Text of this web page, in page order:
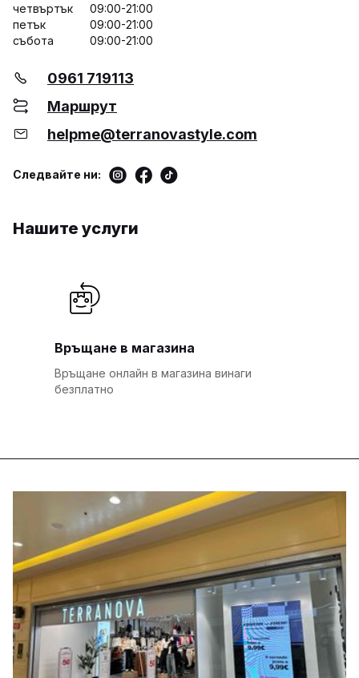
четвъртък
09:00-21:00
петък
09:00-21:00
събота
09:00-21:00
0961 719113
Маршрут
helpme@terranovastyle.com
Следвайте ни:
Нашите услуги
Връщане в магазина
Връщане онлайн в магазина винаги
безплатно